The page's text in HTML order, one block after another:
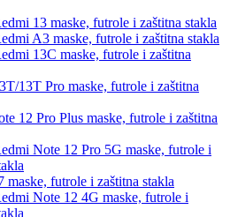
13 maske, futrole i zaštitna stakla
A3 maske, futrole i zaštitna stakla
13C maske, futrole i zaštitna
13T Pro maske, futrole i zaštitna
12 Pro Plus maske, futrole i zaštitna
Note 12 Pro 5G maske, futrole i
maske, futrole i zaštitna stakla
Note 12 4G maske, futrole i